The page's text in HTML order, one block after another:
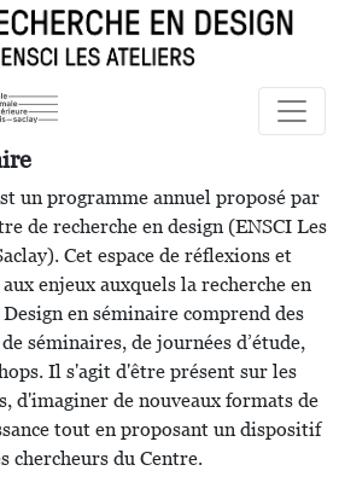
un programme annuel proposé par
de recherche en design (ENSCI Les
Cet espace de réflexions et
aux enjeux auxquels la recherche en
en séminaire comprend des
séminaires, de journées d’étude,
Il s'agit d'être présent sur les
d'imaginer de nouveaux formats de
tout en proposant un dispositif
chercheurs du Centre.